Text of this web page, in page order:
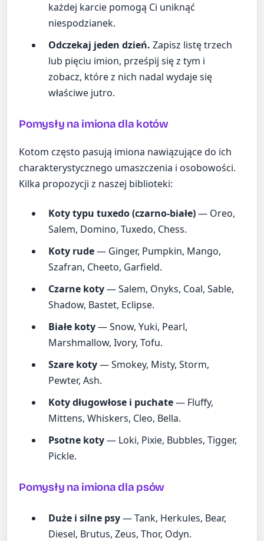
każdej karcie pomogą Ci uniknąć
niespodzianek.
Odczekaj jeden dzień. Zapisz listę trzech
lub pięciu imion, prześpij się z tym i
zobacz, które z nich nadal wydaje się
właściwe jutro.
Pomysły na imiona dla kotów
Kotom często pasują imiona nawiązujące do ich
charakterystycznego umaszczenia i osobowości.
Kilka propozycji z naszej biblioteki:
Koty typu tuxedo (czarno-białe)— Oreo,
Salem, Domino, Tuxedo, Chess.
Koty rude— Ginger, Pumpkin, Mango,
Szafran, Cheeto, Garfield.
Czarne koty— Salem, Onyks, Coal, Sable,
Shadow, Bastet, Eclipse.
Białe koty— Snow, Yuki, Pearl,
Marshmallow, Ivory, Tofu.
Szare koty— Smokey, Misty, Storm,
Pewter, Ash.
Koty długowłose i puchate— Fluffy,
Mittens, Whiskers, Cleo, Bella.
Psotne koty— Loki, Pixie, Bubbles, Tigger,
Pickle.
Pomysły na imiona dla psów
Duże i silne psy— Tank, Herkules, Bear,
Diesel, Brutus, Zeus, Thor, Odyn.